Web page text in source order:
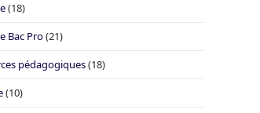
(18)
Bac Pro(21)
pédagogiques(18)
(10)